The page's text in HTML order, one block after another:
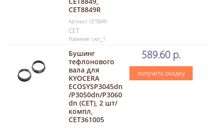
CET8849R
Артикул: CET8849
CET
Наличие: скл_1
Бушинг
тефлонового
вала для
KYOCERA
ECOSYSP3045dn
/P3050dn/P3060
dn (CET), 2 шт/
компл,
CET361005
589.60 р.
получить скидку